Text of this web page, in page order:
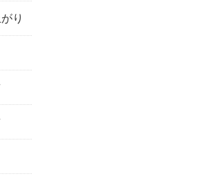
り